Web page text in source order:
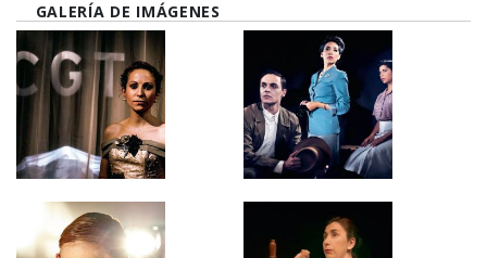
GALERÍA DE IMÁGENES